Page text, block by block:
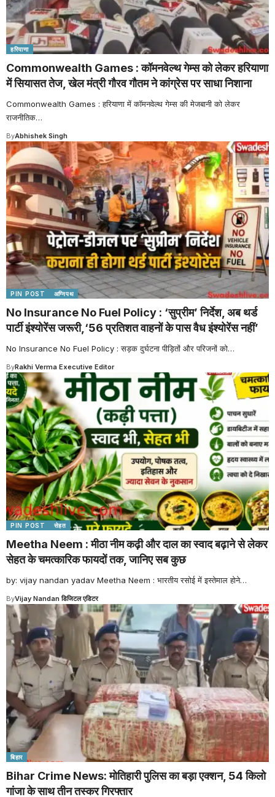
हरियाणा
Commonwealth Games : कॉमनवेल्थ गेम्स को लेकर हरियाणा
में सियासत तेज, खेल मंत्री गौरव गौतम ने कांग्रेस पर साधा निशाना
Commonwealth Games : हरियाणा में कॉमनवेल्थ गेम्स की मेजबानी को लेकर
राजनीतिक…
ByAbhishek Singh
PIN POST अग्निपथ
No Insurance No Fuel Policy : ‘सुप्रीम’ निर्देश, अब थर्ड
पार्टी इंश्योरेंस जरूरी,‘56 प्रतिशत वाहनों के पास वैध इंश्योरेंस नहीं’
No Insurance No Fuel Policy : सड़क दुर्घटना पीड़ितों और परिजनों को…
ByRakhi Verma Executive Editor
PIN POST सेहत
Meetha Neem : मीठा नीम कढ़ी और दाल का स्वाद बढ़ाने से लेकर
सेहत के चमत्कारिक फायदों तक, जानिए सब कुछ
by: vijay nandan yadav Meetha Neem : भारतीय रसोई में इस्तेमाल होने…
ByVijay Nandan डिजिटल एडिटर
बिहार
Bihar Crime News: मोतिहारी पुलिस का बड़ा एक्शन, 54 किलो
गांजा के साथ तीन तस्कर गिरफ्तार